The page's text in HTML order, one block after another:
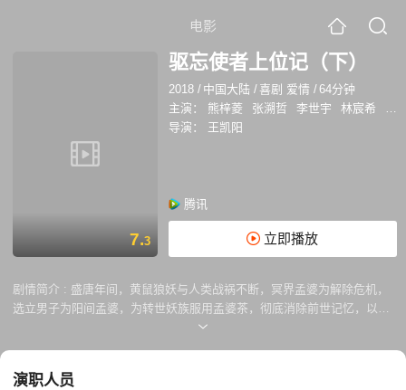
电影
7.3
驱忘使者上位记（下）
2018 / 中国大陆 /喜剧 爱情 /64分钟
主演：
熊梓菱 张溯哲 李世宇 林宸希
张
导演：
王凯阳
腾讯
立即播放
剧情简介 : 盛唐年间，黄鼠狼妖与人类战祸不断，冥界孟婆为解除危机，
选立男子为阳间孟婆，为转世妖族服用孟婆茶，彻底消除前世记忆，以保
人间太平。然而，转世大妖王和孟婆的身亡，使得人妖两族再次剑拔弩
演职人员